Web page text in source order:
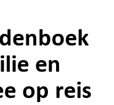
en
op reis